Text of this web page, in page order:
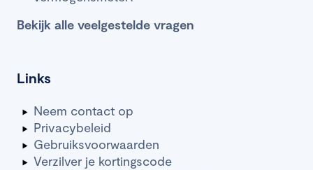
Links
Neem contact op
Privacybeleid
Gebruiksvoorwaarden
Verzilver je kortingscode
Bekijk alle veelgestelde vragen